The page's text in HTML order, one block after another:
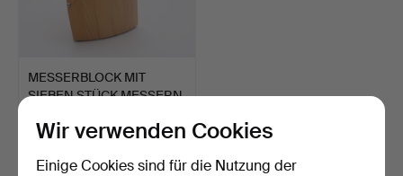
MESSERBLOCK MIT
SIEBEN STÜCK MESSERN,
3 Gebote
Wir verwenden Cookies
Einige Cookies sind für die Nutzung der